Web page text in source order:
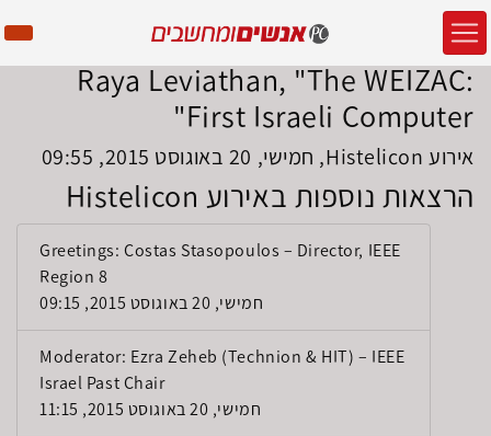
Raya Leviathan, "The WEIZAC:
First Israeli Computer"
אירוע Histelicon, חמישי, 20 באוגוסט 2015, 09:55
הרצאות נוספות באירוע Histelicon
Greetings: Costas Stasopoulos – Director, IEEE
Region 8
חמישי, 20 באוגוסט 2015, 09:15
Moderator: Ezra Zeheb (Technion & HIT) – IEEE
Israel Past Chair
חמישי, 20 באוגוסט 2015, 11:15